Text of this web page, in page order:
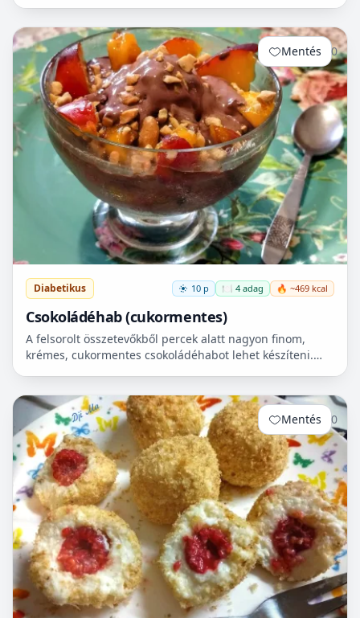
Mentés 0
Diabetikus 10 p 🍽️ 4 adag 🔥 ~469 kcal
Csokoládéhab (cukormentes)
A felsorolt összetevőkből percek alatt nagyon finom,
krémes, cukormentes csokoládéhabot lehet készíteni.
Mentés 0